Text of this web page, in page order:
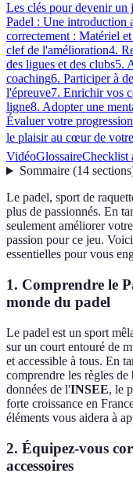
Les clés pour devenir un
Padel : Une introduction
correctement : Matériel et
clef de l'amélioration4.
des ligues et des clubs5.
coaching6. Participer à
l'épreuve7. Enrichir vos
ligne8. Adopter une
Évaluer votre
le plaisir au cœur de
VidéoGlossaireChecklist
Sommaire(14 sections
Le padel, sport de
plus de passionnés. En
seulement améliorer
passion pour ce jeu.
essentielles pour vous
1. Comprendre le
monde du padel
Le padel est un sport
sur un court entouré de
et accessible à tous. En
comprendre les règles
données de l'INSEE, le
forte croissance en
éléments vous aidera à
2. Équipez-vous
accessoires